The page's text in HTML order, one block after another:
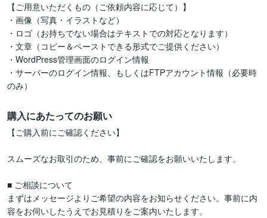
【ご用意いただくもの（ご依頼内容に応じて）】
・画像（写真・イラストなど）
・ロゴ（お持ちでない場合はテキストでの対応となります）
・文章（コピー＆ペーストできる形式でご提供ください）
・WordPress管理画面のログイン情報
・サーバーのログイン情報、もしくはFTPアカウント情報（必要時
のみ）
購入にあたってのお願い
【ご購入前にご確認ください】
スムーズなお取引のため、事前にご確認をお願いいたします。
■ ご相談について
まずはメッセージよりご希望の内容をお知らせください。事前に内
容をお伺いしたうえでお見積りをご案内いたします。